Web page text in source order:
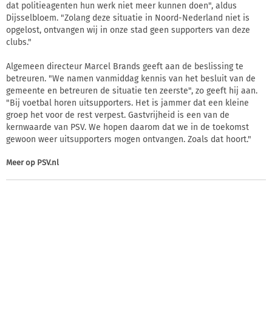
dat politieagenten hun werk niet meer kunnen doen", aldus
Dijsselbloem. "Zolang deze situatie in Noord-Nederland niet is
opgelost, ontvangen wij in onze stad geen supporters van deze
clubs."
Algemeen directeur Marcel Brands geeft aan de beslissing te
betreuren. "We namen vanmiddag kennis van het besluit van de
gemeente en betreuren de situatie ten zeerste", zo geeft hij aan.
"Bij voetbal horen uitsupporters. Het is jammer dat een kleine
groep het voor de rest verpest. Gastvrijheid is een van de
kernwaarde van PSV. We hopen daarom dat we in de toekomst
gewoon weer uitsupporters mogen ontvangen. Zoals dat hoort."
Meer op PSV.nl